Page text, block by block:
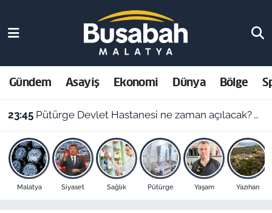
Gündem Asayiş Ekonomi Dünya Bölge
23:45 Pütürge Devlet Hastanesi ne zaman açılacak? Vali Yavuz açıkladı
Malatya Siyaset Sağlık Pütürge Yaşam Yazıhan
Asayiş
Ekonomi
Dünya
Bölge
Malatya Nöbetçi Eczaneler
Malatya Hava Durumu
Malatya Namaz Vakitleri
Malatya Trafik Yoğunluk Haritası
Süper Lig Puan Durumu ve Fikstür